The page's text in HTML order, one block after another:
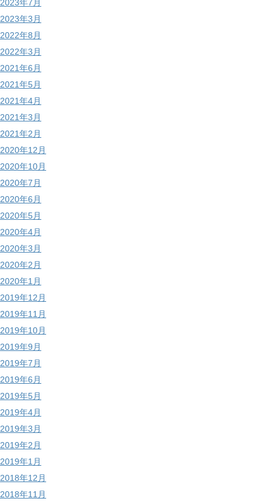
2023年7月
2023年3月
2022年8月
2022年3月
2021年6月
2021年5月
2021年4月
2021年3月
2021年2月
2020年12月
2020年10月
2020年7月
2020年6月
2020年5月
2020年4月
2020年3月
2020年2月
2020年1月
2019年12月
2019年11月
2019年10月
2019年9月
2019年7月
2019年6月
2019年5月
2019年4月
2019年3月
2019年2月
2019年1月
2018年12月
2018年11月